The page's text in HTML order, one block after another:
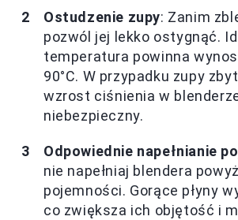
Ostudzenie zupy: Zanim
pozwól jej lekko ostygnąć.
temperatura powinna
90°C. W przypadku zupy
wzrost ciśnienia w
niebezpieczny.
Odpowiednie napełnianie
nie napełniaj blendera
pojemności. Gorące płyny
co zwiększa ich objętość i